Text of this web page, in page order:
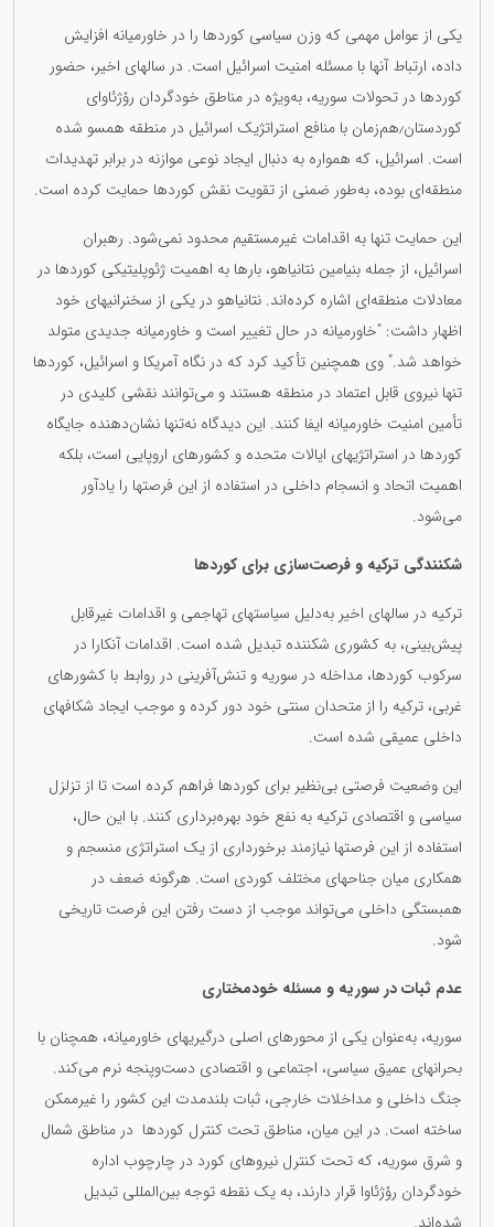
یکی از عوامل مهمی که وزن سیاسی کوردها را در خاورمیانه افزایش
داده، ارتباط آنها با مسئله امنیت اسرائیل است. در سالهای اخیر، حضور
کوردها در تحولات سوریه، به‌ویژه در مناطق خودگردان رۆژئاوای
کوردستان٫هم‌زمان با منافع استراتژیک اسرائیل در منطقه همسو شده
است. اسرائیل، که همواره به دنبال ایجاد نوعی موازنه در برابر تهدیدات
منطقه‌ای بوده، به‌طور ضمنی از تقویت نقش کوردها حمایت کرده است.
این حمایت تنها به اقدامات غیرمستقیم محدود نمی‌شود. رهبران
اسرائیل، از جمله بنیامین نتانیاهو، بارها به اهمیت ژئوپلیتیکی کوردها در
معادلات منطقه‌ای اشاره کرده‌اند. نتانیاهو در یکی از سخنرانیهای خود
اظهار داشت: “خاورمیانه در حال تغییر است و خاورمیانه جدیدی متولد
خواهد شد.” وی همچنین تأکید کرد که در نگاه آمریکا و اسرائیل، کوردها
تنها نیروی قابل اعتماد در منطقه هستند و می‌توانند نقشی کلیدی در
تأمین امنیت خاورمیانه ایفا کنند. این دیدگاه نه‌تنها نشان‌دهنده جایگاه
کوردها در استراتژیهای ایالات متحده و کشورهای اروپایی است، بلکه
اهمیت اتحاد و انسجام داخلی در استفاده از این فرصتها را یادآور
می‌شود.
شکنندگی ترکیه و فرصت‌سازی برای کوردها
ترکیه در سالهای اخیر به‌دلیل سیاستهای تهاجمی و اقدامات غیرقابل
پیش‌بینی، به کشوری شکننده تبدیل شده است. اقدامات آنکارا در
سرکوب کوردها، مداخله در سوریه و تنش‌آفرینی در روابط با کشورهای
غربی، ترکیه را از متحدان سنتی خود دور کرده و موجب ایجاد شکافهای
داخلی عمیقی شده است.
این وضعیت فرصتی بی‌نظیر برای کوردها فراهم کرده است تا از تزلزل
سیاسی و اقتصادی ترکیه به نفع خود بهره‌برداری کنند. با این حال،
استفاده از این فرصتها نیازمند برخورداری از یک استراتژی منسجم و
همکاری میان جناحهای مختلف کوردی است. هرگونه ضعف در
همبستگی داخلی می‌تواند موجب از دست رفتن این فرصت تاریخی
شود.
عدم ثبات در سوریه و مسئله خودمختاری
سوریه، به‌عنوان یکی از محورهای اصلی درگیریهای خاورمیانه، همچنان با
بحرانهای عمیق سیاسی، اجتماعی و اقتصادی دست‌وپنجه نرم می‌کند.
جنگ داخلی و مداخلات خارجی، ثبات بلندمدت این کشور را غیرممکن
ساخته است. در این میان، مناطق تحت کنترل کوردها در مناطق شمال
و شرق سوریه، که تحت کنترل نیروهای کورد در چارچوب اداره
خودگردان رۆژئاوا قرار دارند، به یک نقطه توجه بین‌المللی تبدیل
شده‌اند.